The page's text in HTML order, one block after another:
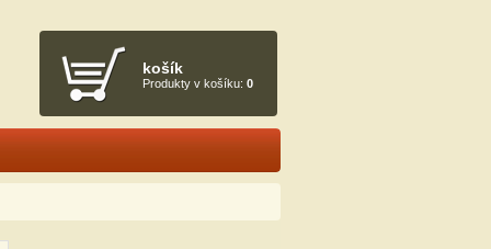
košík
Produkty v košíku: 0